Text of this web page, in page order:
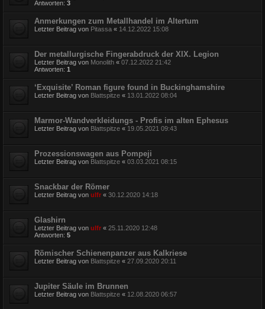
Antworten: 3
Anmerkungen zum Metallhandel im Altertum
Letzter Beitrag von Pitassa « 14.12.2022 15:08
Der metallurgische Fingerabdruck der XIX. Legion
Letzter Beitrag von Monolith « 07.12.2022 21:42
Antworten: 1
‘Exquisite’ Roman figure found in Buckinghamshire
Letzter Beitrag von Blattspitze « 13.01.2022 08:04
Marmor-Wandverkleidungs - Profis im alten Ephesus
Letzter Beitrag von Blattspitze « 19.05.2021 09:43
Prozessionswagen aus Pompeji
Letzter Beitrag von Blattspitze « 03.03.2021 08:15
Snackbar der Römer
Letzter Beitrag von ulfr « 30.12.2020 14:18
Glashirn
Letzter Beitrag von ulfr « 25.11.2020 12:48
Antworten: 5
Römischer Schienenpanzer aus Kalkriese
Letzter Beitrag von Blattspitze « 27.09.2020 20:11
Jupiter Säule im Brunnen
Letzter Beitrag von Blattspitze « 12.08.2020 06:57